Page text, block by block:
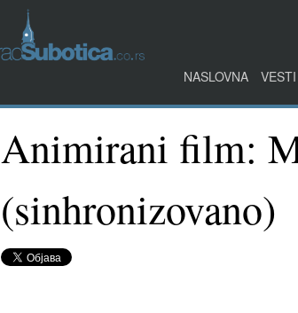
NASLOVNA VESTI
Animirani film:
(sinhronizovano)